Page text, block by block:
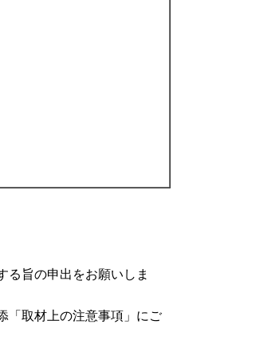
る旨の申出をお願いしま
「取材上の注意事項」にご